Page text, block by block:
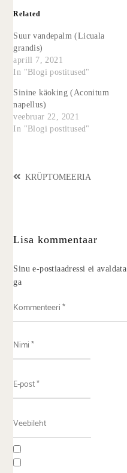
Related
Suur vandepalm (Licuala
grandis)
aprill 7, 2021
In "Blogi postitused"
Sinine käoking (Aconitum
napellus)
veebruar 22, 2021
In "Blogi postitused"
KRÜPTOMEERIA
Lisa kommentaar
Sinu e-postiaadressi ei avaldata.
ga